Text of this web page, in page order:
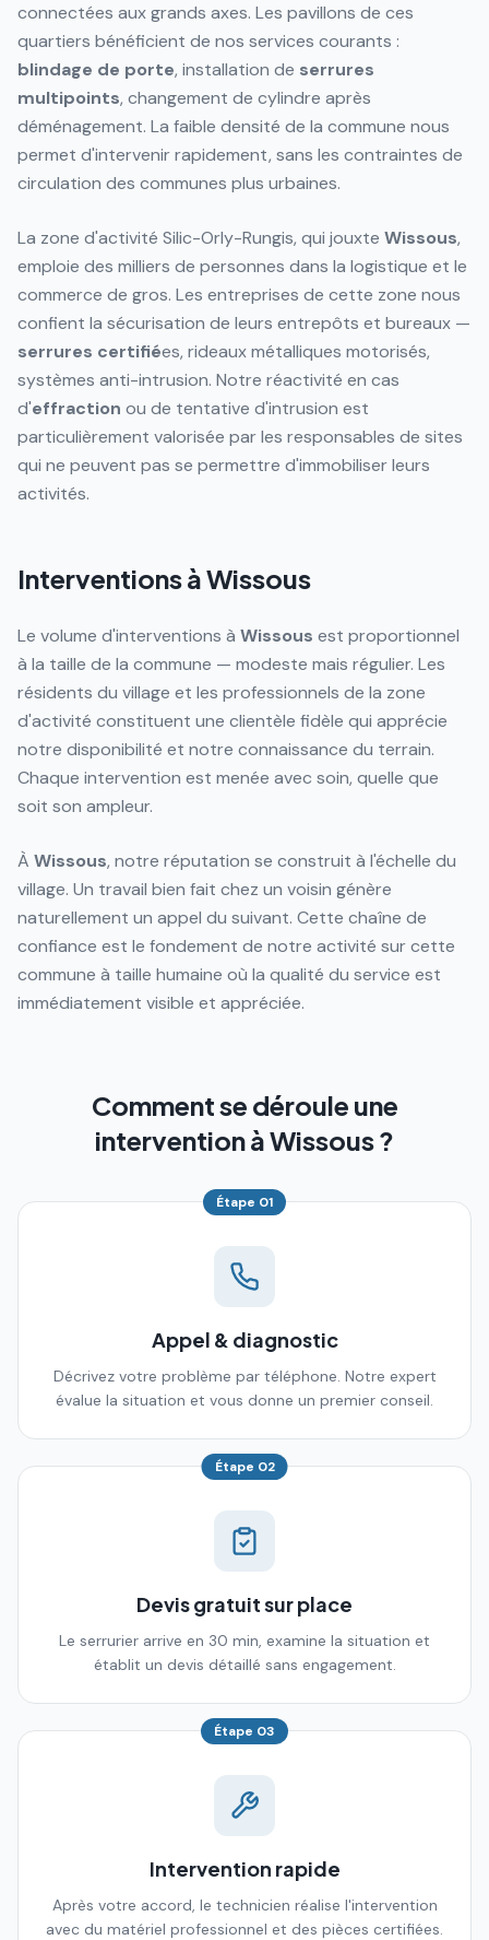
connectées aux grands axes. Les pavillons de ces
quartiers bénéficient de nos services courants :
blindage de porte, installation de serrures
multipoints, changement de cylindre après
déménagement. La faible densité de la commune nous
permet d'intervenir rapidement, sans les contraintes de
circulation des communes plus urbaines.
La zone d'activité Silic-Orly-Rungis, qui jouxte Wissous,
emploie des milliers de personnes dans la logistique et le
commerce de gros. Les entreprises de cette zone nous
confient la sécurisation de leurs entrepôts et bureaux —
serrures certifiées, rideaux métalliques motorisés,
systèmes anti-intrusion. Notre réactivité en cas
d'effraction ou de tentative d'intrusion est
particulièrement valorisée par les responsables de sites
qui ne peuvent pas se permettre d'immobiliser leurs
activités.
Interventions à Wissous
Le volume d'interventions à Wissous est proportionnel
à la taille de la commune — modeste mais régulier. Les
résidents du village et les professionnels de la zone
d'activité constituent une clientèle fidèle qui apprécie
notre disponibilité et notre connaissance du terrain.
Chaque intervention est menée avec soin, quelle que
soit son ampleur.
À Wissous, notre réputation se construit à l'échelle du
village. Un travail bien fait chez un voisin génère
naturellement un appel du suivant. Cette chaîne de
confiance est le fondement de notre activité sur cette
commune à taille humaine où la qualité du service est
immédiatement visible et appréciée.
Comment se déroule une
intervention à Wissous ?
Étape 01
Appel & diagnostic
Décrivez votre problème par téléphone. Notre expert
évalue la situation et vous donne un premier conseil.
Étape 02
Devis gratuit sur place
Le serrurier arrive en 30 min, examine la situation et
établit un devis détaillé sans engagement.
Étape 03
Intervention rapide
Après votre accord, le technicien réalise l'intervention
avec du matériel professionnel et des pièces certifiées.